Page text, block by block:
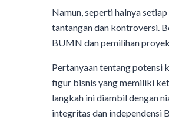
Namun, seperti halnya
tantangan dan kontroversi.
BUMN dan pemilihan
Pertanyaan tentang potensi
figur bisnis yang memiliki
langkah ini diambil dengan
integritas dan independensi